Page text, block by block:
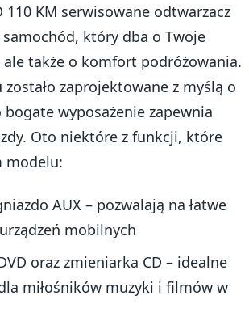
110 KM serwisowane odtwarzacz
który dba o Twoje
ale także o komfort podróżowania.
zaprojektowane z myślą o
wyposażenie zapewnia
Oto niektóre z funkcji, które
modelu:
AUX – pozwalają na łatwe
mobilnych
oraz zmieniarka CD – idealne
miłośników muzyki i filmów w